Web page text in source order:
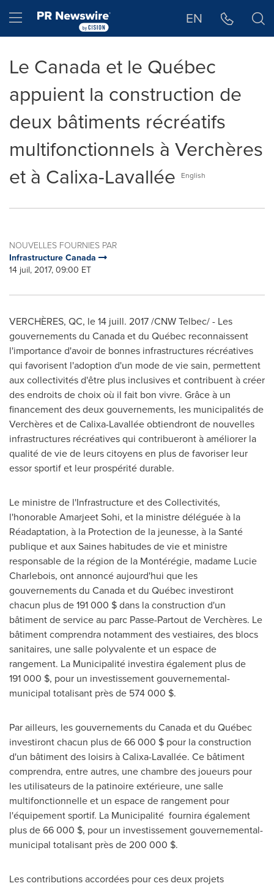
Hamburger menu EN
Le Canada et le Québec
appuient la construction de
deux bâtiments récréatifs
multifonctionnels à Verchères
et à Calixa-Lavallée
English
NOUVELLES FOURNIES PAR
Infrastructure Canada
14 juil, 2017, 09:00 ET
VERCHÈRES, QC, le 14 juill. 2017 /CNW Telbec/ - Les
gouvernements du Canadaet du Québec reconnaissent
l'importance d'avoir de bonnes infrastructures récréatives
qui favorisent l'adoption d'un mode de vie sain, permettent
aux collectivités d'être plus inclusives et contribuent à créer
des endroits de choix où il fait bon vivre. Grâce à un
financement des deux gouvernements, les municipalités de
Verchères et de Calixa-Lavallée obtiendront de nouvelles
infrastructures récréatives qui contribueront à améliorer la
qualité de vie de leurs citoyens en plus de favoriser leur
essor sportif et leur prospérité durable.
Le ministre de l'Infrastructure et des Collectivités,
l'honorableAmarjeet Sohi, et la ministre déléguée à la
Réadaptation, à la Protection de la jeunesse, à la Santé
publique et aux Saines habitudes de vie et ministre
responsable de la région de la Montérégie, madame Lucie
Charlebois, ont annoncé aujourd'hui que les
gouvernements du Canadaet du Québec investiront
chacun plus de 191 000 $ dans la construction d'un
bâtiment de service au parc Passe-Partout de Verchères. Le
bâtiment comprendra notamment des vestiaires, des blocs
sanitaires, une salle polyvalente et un espace de
rangement. La Municipalité investira également plus de
191 000 $, pour un investissement gouvernemental-
municipal totalisant près de 574 000 $.
Par ailleurs, les gouvernements du Canadaet du Québec
investiront chacun plus de 66 000 $ pour la construction
d'un bâtiment des loisirs à Calixa-Lavallée. Ce bâtiment
comprendra, entre autres, une chambre des joueurs pour
les utilisateurs de la patinoire extérieure, une salle
multifonctionnelle et un espace de rangement pour
l'équipement sportif. La Municipalité fournira également
plus de 66 000 $, pour un investissement gouvernemental-
municipal totalisant près de 200 000 $.
Les contributions accordées pour ces deux projets